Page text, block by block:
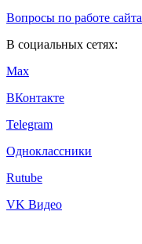
Вопросы по работе сайта
В социальных сетях:
Max
ВКонтакте
Telegram
Одноклассники
Rutube
VK Видео